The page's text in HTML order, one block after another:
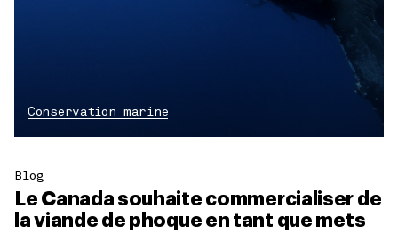
Conservation marine
Blog
Le Canada souhaite commercialiser de
la viande de phoque en tant que mets